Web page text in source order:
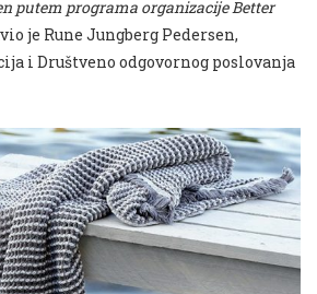
putem programa organizacije Better
je Rune Jungberg Pedersen,
i Društveno odgovornog poslovanja